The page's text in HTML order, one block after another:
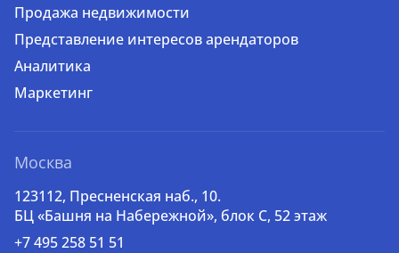
Продажа недвижимости
Представление интересов арендаторов
Аналитика
Маркетинг
Москва
123112, Пресненская наб., 10.
БЦ «Башня на Набережной», блок С, 52 этаж
+7 495 258 51 51